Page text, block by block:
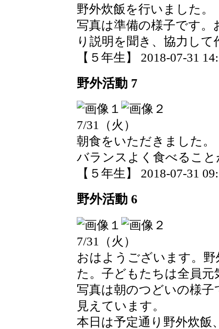
野外炊飯を行いました。
写真は準備の様子です
り説明を聞き、協力して
【５年生】 2018-07-31
野外活動 7
7/31（火）
朝食をいただきました。
バランスよく食べるこ
【５年生】 2018-07-31
野外活動 6
7/31（火）
おはようございます。
た。子どもたちは全員元
写真は朝のつどいの様
見えています。
本日は予定通り野外炊